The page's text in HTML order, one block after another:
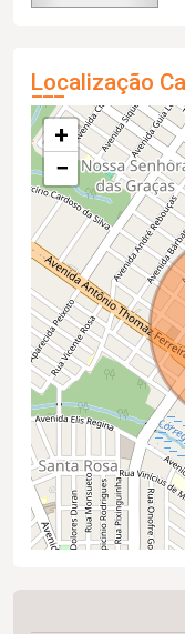
Localização
+
−